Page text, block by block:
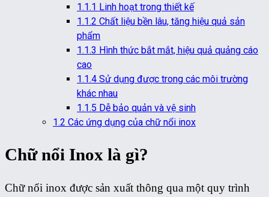
1.1.1 Linh hoạt trong thiết kế
1.1.2 Chất liệu bền lâu, tăng hiệu quả sản
phẩm
1.1.3 Hình thức bắt mắt, hiệu quả quảng cáo
cao
1.1.4 Sử dụng được trong các môi trường
khác nhau
1.1.5 Dễ bảo quản và vệ sinh
1.2 Các ứng dụng của chữ nổi inox
Chữ nổi Inox là gì?
Chữ nổi inox được sản xuất thông qua một quy trình